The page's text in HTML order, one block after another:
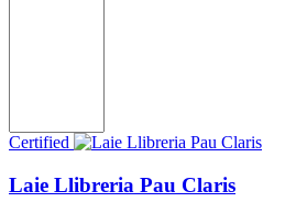
Certified
Laie Llibreria Pau Claris